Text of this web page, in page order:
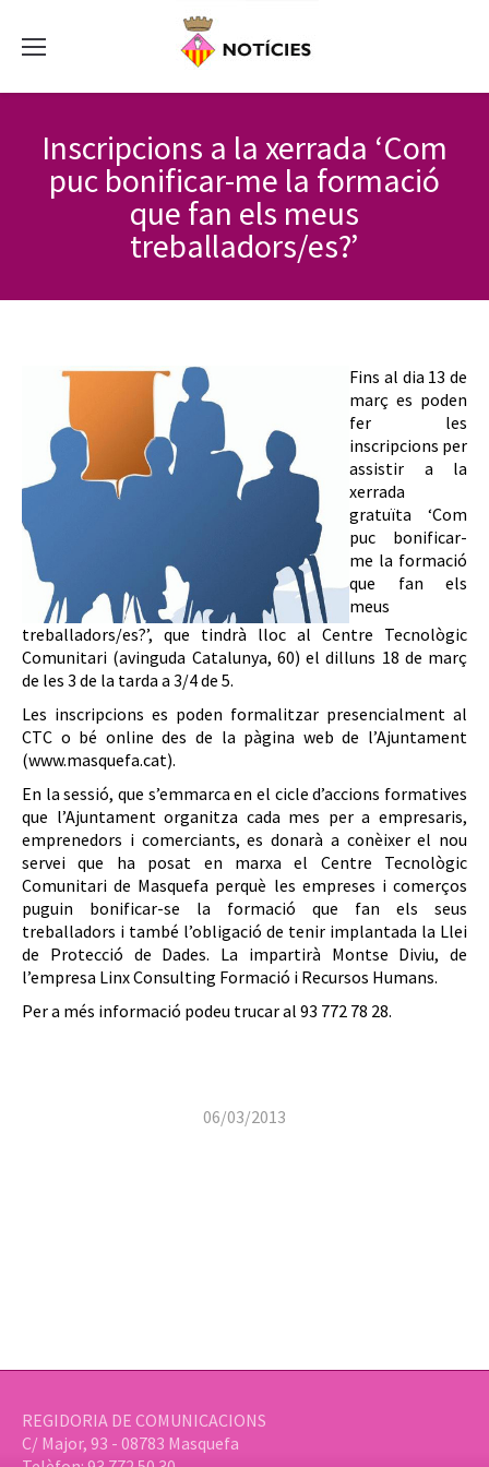
Inscripcions a la xerrada ‘Com
puc bonificar-me la formació
que fan els meus
treballadors/es?’
Fins al dia 13 de
març es poden
fer les
inscripcions per
assistir a la
xerrada
gratuïta ‘Com
puc bonificar-
me la formació
que fan els
meus
treballadors/es?’, que tindrà lloc al Centre Tecnològic
Comunitari (avinguda Catalunya, 60) el dilluns 18 de març
de les 3 de la tarda a 3/4 de 5.
Les inscripcions es poden formalitzar presencialment al
CTC o bé online des de la pàgina web de l’Ajuntament
(www.masquefa.cat).
En la sessió, que s’emmarca en el cicle d’accions formatives
que l’Ajuntament organitza cada mes per a empresaris,
emprenedors i comerciants, es donarà a conèixer el nou
servei que ha posat en marxa el Centre Tecnològic
Comunitari de Masquefa perquè les empreses i comerços
puguin bonificar-se la formació que fan els seus
treballadors i també l’obligació de tenir implantada la Llei
de Protecció de Dades. La impartirà Montse Diviu, de
l’empresa Linx Consulting Formació i Recursos Humans.
Per a més informació podeu trucar al 93 772 78 28.
06/03/2013
REGIDORIA DE COMUNICACIONS
C/ Major, 93 - 08783 Masquefa